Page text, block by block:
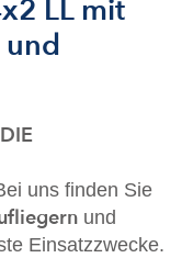
LL mit
uns finden Sie
und
Einsatzzwecke.